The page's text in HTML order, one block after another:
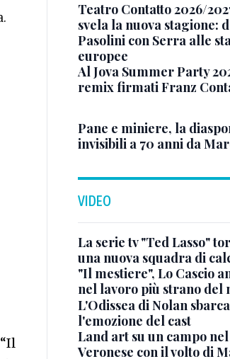
Teatro Contatto 2026/
svela la nuova stagione:
Pasolini con Serra alle
europee
Al Jova Summer Party
remix firmati Franz
Pane e miniere, la
invisibili a 70 anni da
VIDEO
La serie tv "Ted Lasso"
una nuova squadra di
"Il mestiere", Lo Cascio
nel lavoro più strano del
L'Odissea di Nolan
l'emozione del cast
Land art su un campo nel
Veronese con il volto di